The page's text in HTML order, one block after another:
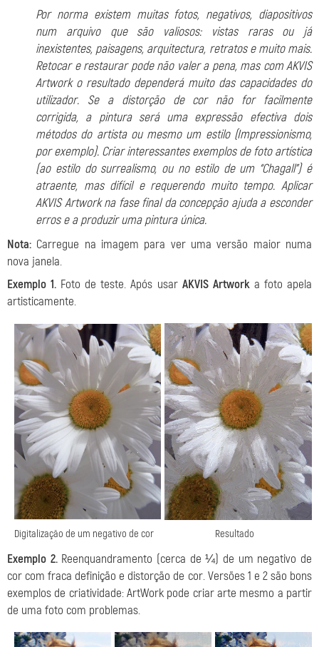
Por norma existem muitas fotos, negativos, diapositivos
num arquivo que são valiosos: vistas raras ou já
inexistentes, paisagens, arquitectura, retratos e muito mais.
Retocar e restaurar pode não valer a pena, mas com AKVIS
Artwork o resultado dependerá muito das capacidades do
utilizador. Se a distorção de cor não for facilmente
corrigida, a pintura será uma expressão efectiva dois
métodos do artista ou mesmo um estilo (Impressionismo,
por exemplo). Criar interessantes exemplos de foto artística
(ao estilo do surrealismo, ou no estilo de um “Chagall”) é
atraente, mas difícil e requerendo muito tempo. Aplicar
AKVIS Artwork na fase final da concepção ajuda a esconder
erros e a produzir uma pintura única.
Nota: Carregue na imagem para ver uma versão maior numa
nova janela.
Exemplo 1. Foto de teste. Após usar AKVIS Artworka foto apela
artisticamente.
Digitalização de um negativo de cor Resultado
Exemplo 2.Reenquandramento (cerca de ¼) de um negativo de
cor com fraca definição e distorção de cor. Versões 1 e 2 são bons
exemplos de criatividade: ArtWork pode criar arte mesmo a partir
de uma foto com problemas.